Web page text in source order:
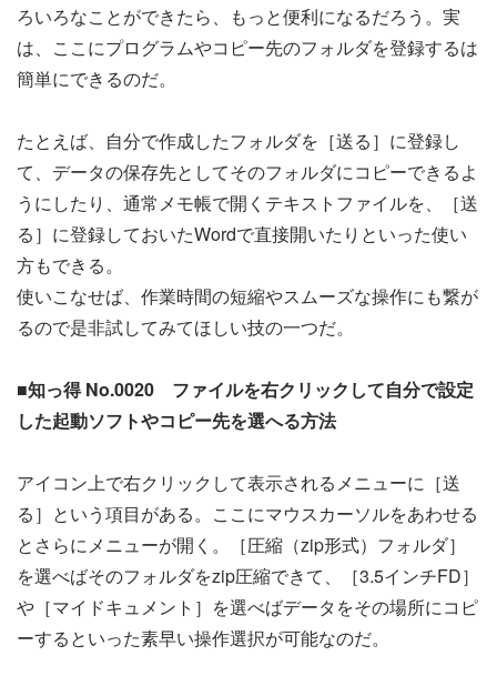
ろいろなことができたら、もっと便利になるだろう。実
は、ここにプログラムやコピー先のフォルダを登録するは
簡単にできるのだ。
たとえば、自分で作成したフォルダを［送る］に登録し
て、データの保存先としてそのフォルダにコピーできるよ
うにしたり、通常メモ帳で開くテキストファイルを、［送
る］に登録しておいたWordで直接開いたりといった使い
方もできる。
使いこなせば、作業時間の短縮やスムーズな操作にも繋が
るので是非試してみてほしい技の一つだ。
■知っ得 No.0020 ファイルを右クリックして自分で設定
した起動ソフトやコピー先を選へる方法
アイコン上で右クリックして表示されるメニューに［送
る］という項目がある。ここにマウスカーソルをあわせる
とさらにメニューが開く。［圧縮（zip形式）フォルダ］
を選べばそのフォルダをzip圧縮できて、［3.5インチFD］
や［マイドキュメント］を選べばデータをその場所にコピ
ーするといった素早い操作選択が可能なのだ。